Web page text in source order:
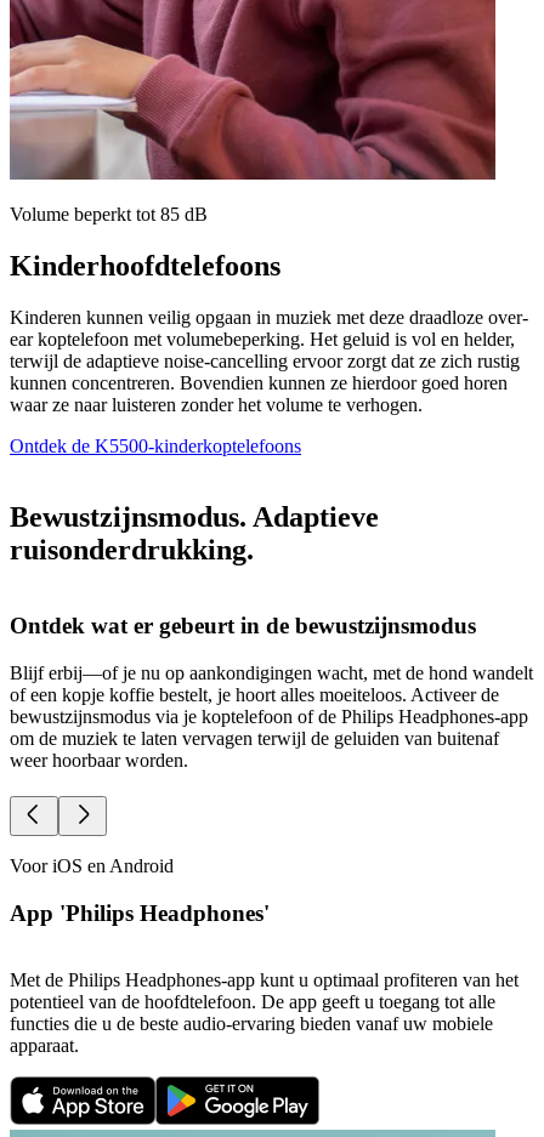
Volume beperkt tot 85 dB
Kinderhoofdtelefoons
Kinderen kunnen veilig opgaan in muziek met deze draadloze over-
ear koptelefoon met volumebeperking. Het geluid is vol en helder,
terwijl de adaptieve noise-cancelling ervoor zorgt dat ze zich rustig
kunnen concentreren. Bovendien kunnen ze hierdoor goed horen
waar ze naar luisteren zonder het volume te verhogen.
Ontdek de K5500-kinderkoptelefoons
Bewustzijnsmodus. Adaptieve
ruisonderdrukking.
Ontdek wat er gebeurt in de bewustzijnsmodus
Blijf erbij—of je nu op aankondigingen wacht, met de hond wandelt
of een kopje koffie bestelt, je hoort alles moeiteloos. Activeer de
bewustzijnsmodus via je koptelefoon of de Philips Headphones-app
om de muziek te laten vervagen terwijl de geluiden van buitenaf
weer hoorbaar worden.
Voor iOS en Android
App 'Philips Headphones'
Met de Philips Headphones-app kunt u optimaal profiteren van het
potentieel van de hoofdtelefoon. De app geeft u toegang tot alle
functies die u de beste audio-ervaring bieden vanaf uw mobiele
apparaat.